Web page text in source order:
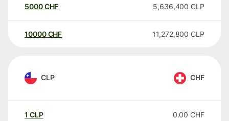
5000CHF 5,636,400 CLP
10000 CHF 11,272,800 CLP
CLP CHF
1 CLP 0.00 CHF